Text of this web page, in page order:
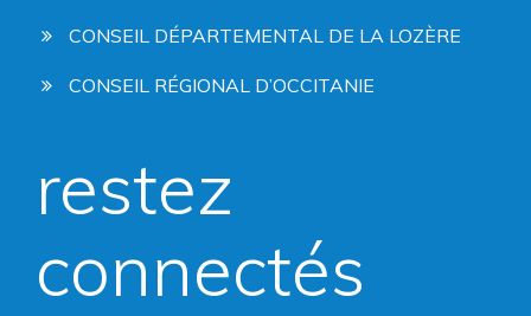
CONSEIL DÉPARTEMENTAL DE LA LOZÈRE
CONSEIL RÉGIONAL D’OCCITANIE
restez
connectés